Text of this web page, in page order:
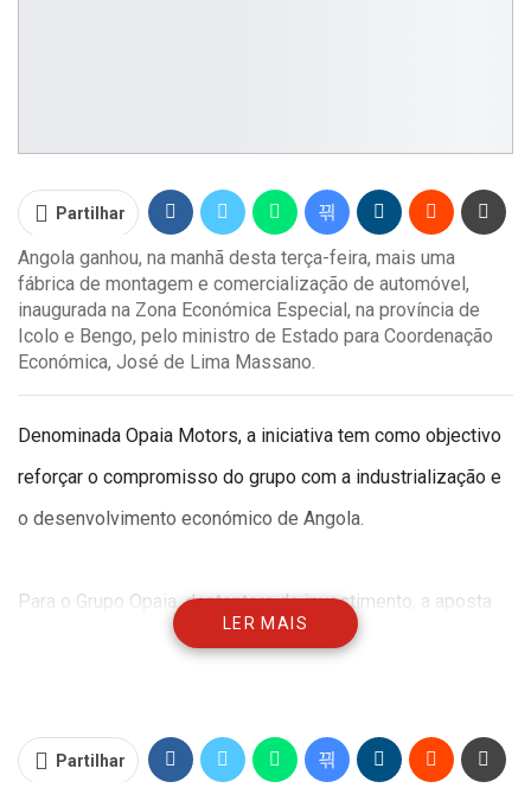
Partilhar
Angola ganhou, na manhã desta terça-feira, mais uma
fábrica de montagem e comercialização de automóvel,
inaugurada na Zona Económica Especial, na província de
Icolo e Bengo, pelo ministro de Estado para Coordenação
Económica, José de Lima Massano.
Denominada Opaia Motors, a iniciativa tem como objectivo
reforçar o compromisso do grupo com a industrialização e
o desenvolvimento económico de Angola.
Para o Grupo Opaia, dententora do investimento, a aposta
reforça, também, o compromisso com a modernização da
O projecto está alinhado com as orientações estratégicas
LER MAIS
Partilhar